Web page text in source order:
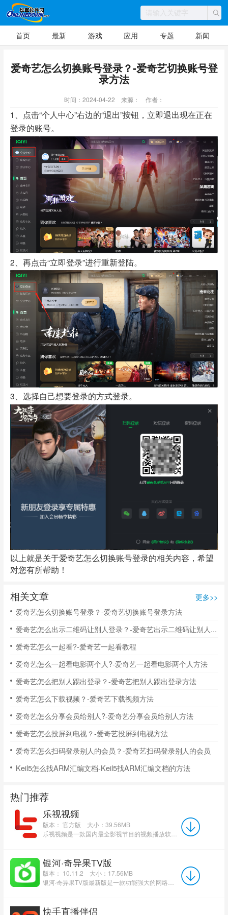
首页 最新 游戏 应用 专题 新闻
爱奇艺怎么切换账号登录？-爱奇艺切换账号登
录方法
时间：2024-04-22 来源： 作者：
1、点击“个人中心”右边的“退出”按钮，立即退出现在正在
登录的账号。
2、再点击“立即登录”进行重新登陆。
3、选择自己想要登录的方式登录。
以上就是关于爱奇艺怎么切换账号登录的相关内容，希望
对您有所帮助！
相关文章
更多>>
爱奇艺怎么切换账号登录？-爱奇艺切换账号登录方法
爱奇艺怎么出示二维码让别人登录？-爱奇艺出示二维码让别人登录教程
爱奇艺怎么一起看?-爱奇艺一起看教程
爱奇艺怎么一起看电影两个人?-爱奇艺一起看电影两个人方法
爱奇艺怎么把别人踢出登录？-爱奇艺把别人踢出登录方法
爱奇艺怎么下载视频？-爱奇艺下载视频方法
爱奇艺怎么分享会员给别人?-爱奇艺分享会员给别人方法
爱奇艺怎么投屏到电视？-爱奇艺投屏到电视方法
爱奇艺怎么扫码登录别人的会员？-爱奇艺扫码登录别人的会员
Keil5怎么找ARM汇编文档-Keil5找ARM汇编文档的方法
热门推荐
乐视视频
版本： 官方版
大小：39.56MB
银河·奇异果TV版
版本： 10.11.2
大小：17.56MB
快手直播伴侣